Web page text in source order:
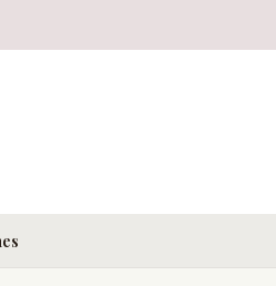
SE LES INFORMA A
LÍNEA